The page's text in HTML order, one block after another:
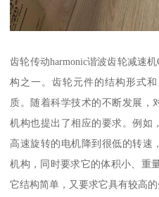
齿轮传动harmonic谐波齿轮减速
构之一。齿轮元件的结构形式
质。随着科学技术的不断发展，
机构也提出了相应的要求。例如
高速旋转的电机降到很低的转速
机构，同时要求它的体积小、重
它结构简单，又要求它具有较高